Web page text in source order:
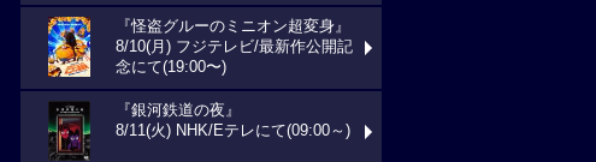
『怪盗グルーのミニオン超変身』
8/10(月) フジテレビ/最新作公開記
念にて(19:00〜)
『銀河鉄道の夜』
8/11(火) NHK/Eテレにて(09:00～)